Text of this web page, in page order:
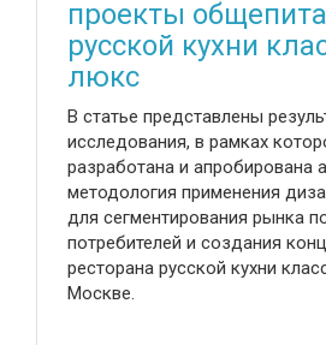
проекты общепита
русской кухни
люкс
В статье представлены
исследования, в рамках
разработана и апробирована
методология применения
для сегментирования рынка
потребителей и создания
ресторана русской кухни
Москве.